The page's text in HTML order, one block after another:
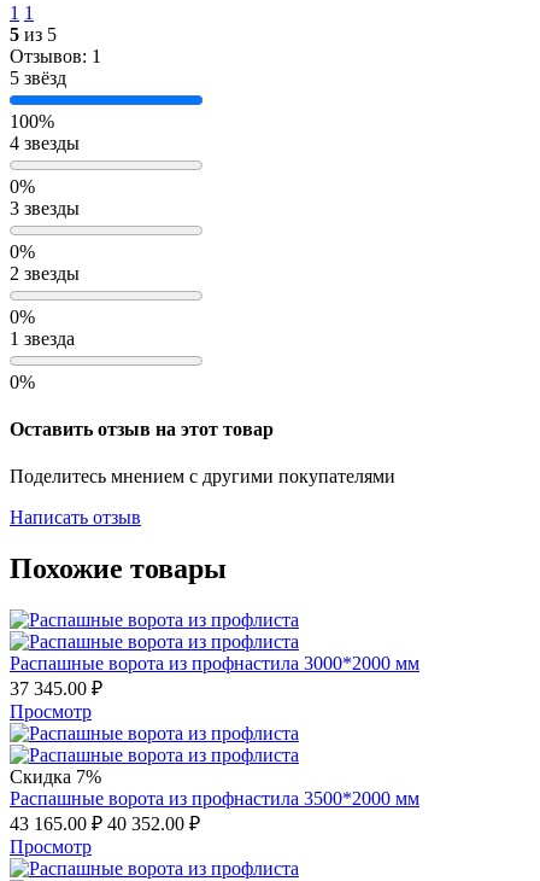
1 1
5 из 5
Отзывов: 1
5 звёзд
100%
4 звезды
0%
3 звезды
0%
2 звезды
0%
1 звезда
0%
Оставить отзыв на этот товар
Поделитесь мнением с другими покупателями
Написать отзыв
Похожие товары
Распашные ворота из профнастила 3000*2000 мм
37 345.00 ₽
Просмотр
Скидка 7%
Распашные ворота из профнастила 3500*2000 мм
43 165.00 ₽ 40 352.00 ₽
Просмотр